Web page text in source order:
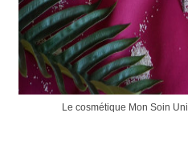
Le cosmétique Mon Soin